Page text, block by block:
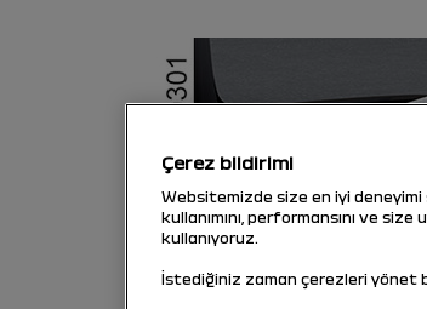
Çerez bildirimi
Websitemizde size en iyi deneyimi
kullanımını, performansını ve
kullanıyoruz.
İstediğiniz zaman çerezleri yönet